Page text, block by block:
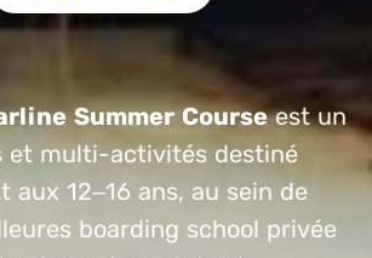
Summer Courseest un
et multi-activités destiné
aux 12–16 ans, au sein de
boarding school privée